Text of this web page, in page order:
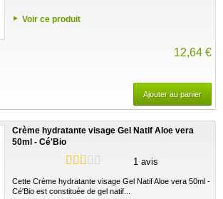
Voir ce produit
12,64 €
Ajouter au panier
Crème hydratante visage Gel Natif Aloe vera
50ml - Cé'Bio
1 avis
Cette Crème hydratante visage Gel Natif Aloe vera 50ml -
Cé'Bio est constituée de gel natif...